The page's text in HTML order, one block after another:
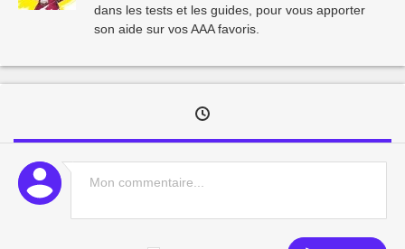
dans les tests et les guides, pour vous apporter
son aide sur vos AAA favoris.